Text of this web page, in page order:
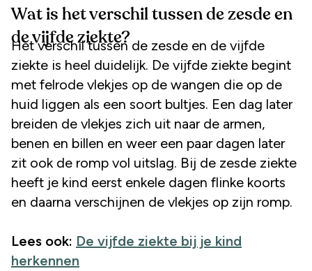
Wat is het verschil tussen de zesde en
de vijfde ziekte?
Het verschil tussen de zesde en de vijfde
ziekte is heel duidelijk. De vijfde ziekte begint
met felrode vlekjes op de wangen die op de
huid liggen als een soort bultjes. Een dag later
breiden de vlekjes zich uit naar de armen,
benen en billen en weer een paar dagen later
zit ook de romp vol uitslag. Bij de zesde ziekte
heeft je kind eerst enkele dagen flinke koorts
en daarna verschijnen de vlekjes op zijn romp.
Lees ook: De vijfde ziekte bij je kind
herkennen